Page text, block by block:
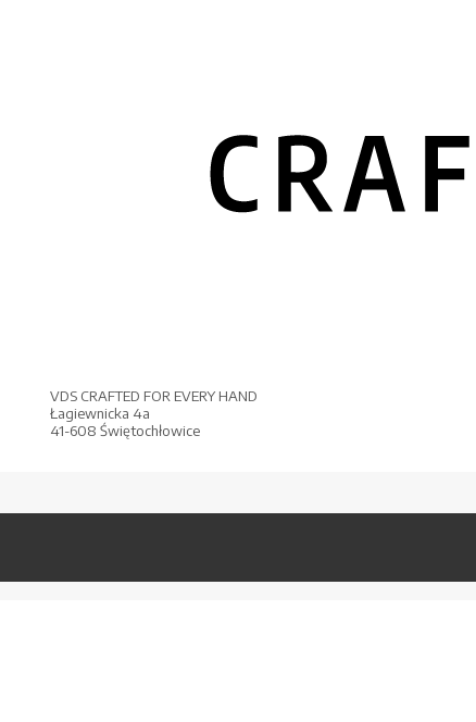
VDS CRAFTED FOR EVERY HAND
Łagiewnicka 4a
41-608 Świętochłowice